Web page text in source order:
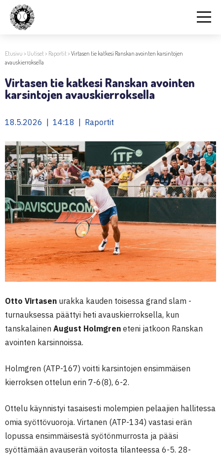
Etusivu > Uutiset> Raportit>Virtasen tie katkesi Ranskan avointen karsintojen
avauskierroksella
Virtasen tie katkesi Ranskan avointen
karsintojen avauskierroksella
18.5.2026 | 14:18 | Raportit
Otto Virtasen urakka kauden toisessa grand slam -
turnauksessa päättyi heti avauskierroksella, kun
tanskalainen August Holmgren eteni jatkoon Ranskan
avointen karsinnoissa.
Holmgren (ATP-167) voitti karsintojen ensimmäisen
kierroksen ottelun erin 7-6(8), 6-2.
Ottelu käynnistyi tasaisesti molempien pelaajien hallitessa
omia syöttövuoroja. Virtanen (ATP-134) vastasi erän
lopussa ensimmäisestä syötönmurrosta ja pääsi
syöttämään avauserän voitosta tilanteessa 6-5. 28-